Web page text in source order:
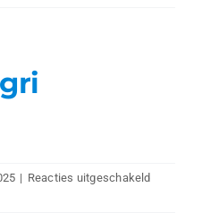
| Reacties uitgeschakeldvoor